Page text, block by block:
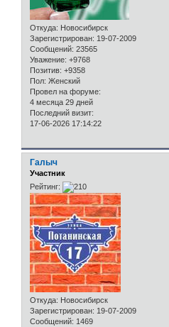
Откуда: Новосибирск
Зарегистрирован: 19-07-2009
Сообщений: 23565
Уважение: +9768
Позитив: +9358
Пол: Женский
Провел на форуме:
4 месяца 29 дней
Последний визит:
17-06-2026 17:14:22
Галыч
Участник
Рейтинг:
Откуда: Новосибирск
Зарегистрирован: 19-07-2009
Сообщений: 1469